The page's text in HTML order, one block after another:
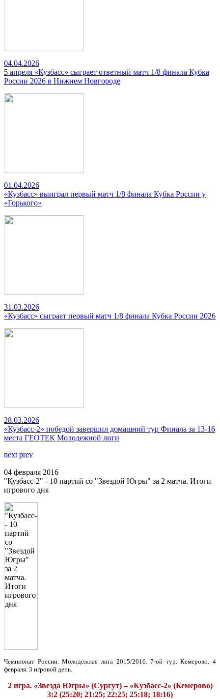
04.04.2026
5 апреля «Кузбасс» сыграет ответный матч 1/8 финала Кубка
России 2026 в Нижнем Новгороде
01.04.2026
«Кузбасс» выиграл первый матч 1/8 финала Кубка России у
«Горького»
31.03.2026
«Кузбасс» сыграет первый матч 1/8 финала Кубка России 2026
28.03.2026
«Кузбасс-2» победой завершил домашний тур Финала за 13-16
места ГЕОТЕК Молодежной лиги
next prev
04 февраля 2016
"Кузбасс-2" - 10 партий со "Звездой Югры" за 2 матча. Итоги
игрового дня
Чемпионат России. Молодёжная лига 2015/2016. 7-ой тур. Кемерово. 4
февраля. 3 игровой день.
2 игра. «Звезда Югры» (Сургут) – «Кузбасс-2» (Кемерово)
3:2 (25:20; 21:25; 22:25; 25:18; 18:16)